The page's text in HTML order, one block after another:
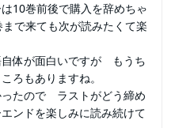
10巻前後で購入を辞めちゃ
で来ても次が読みたくて楽
体が面白いですが もうち
ろもありますね。
たので ラストがどう締め
ンドを楽しみに読み続けて